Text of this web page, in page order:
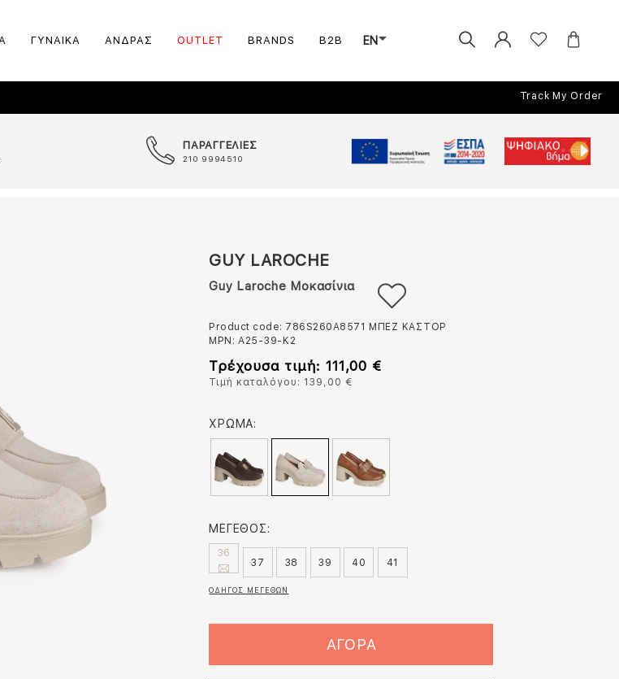
ΓΥΝΑΙΚΑ ΑΝΔΡΑΣ OUTLET BRANDS B2B EN
Track My Order
ΠΑΡΑΓΓΕΛΙΕΣ
210 9994510
GUY LAROCHE
Guy Laroche Μοκασίνια
Product code: 786S260A8571
ΜΠΕΖ ΚΑΣΤΟΡ
MPN: Α25-39-Κ2
Τρέχουσα τιμή: 111,00 €
Τιμή καταλόγου: 139,00 €
ΧΡΩΜΑ:
ΜΕΓΕΘΟΣ:
36
37
38 39 40 41
ΟΔΗΓΟΣ ΜΕΓΕΘΩΝ
ΑΓΟΡΑ